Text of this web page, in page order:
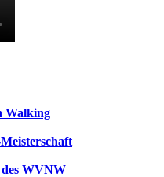
Walking
WVNW